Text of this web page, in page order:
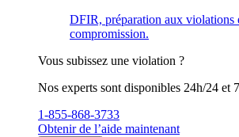
DFIR, préparation aux violations
compromission.
Vous subissez une violation ?
Nos experts sont disponibles 24h/24 et
1-855-868-3733
Obtenir de l’aide maintenant